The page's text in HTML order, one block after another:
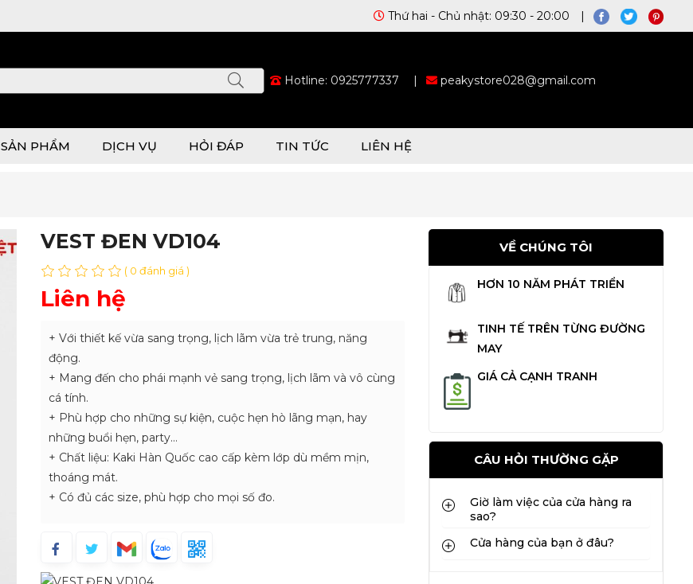
Thứ hai - Chủ nhật: 09:30 - 20:00 |
Hotline: 0925777337 | peakystore028@gmail.com
SẢN PHẨM DỊCH VỤ HỎI ĐÁP TIN TỨC LIÊN HỆ
VEST ĐEN VD104
( 0 đánh giá )
Liên hệ
+ Với thiết kế vừa sang trọng, lịch lãm vừa trẻ trung, năng
động.
+ Mang đến cho phái mạnh vẻ sang trọng, lịch lãm và vô cùng
cá tính.
+ Phù hợp cho những sự kiện, cuộc hẹn hò lãng mạn, hay
những buổi hẹn, party…
+ Chất liệu: Kaki Hàn Quốc cao cấp kèm lớp dù mềm mịn,
thoáng mát.
+ Có đủ các size, phù hợp cho mọi số đo.
VỀ CHÚNG TÔI
HƠN 10 NĂM PHÁT TRIỂN
TINH TẾ TRÊN TỪNG ĐƯỜNG
MAY
GIÁ CẢ CẠNH TRANH
CÂU HỎI THƯỜNG GẶP
Giờ làm việc của cửa hàng ra
sao?
Cửa hàng của bạn ở đâu?